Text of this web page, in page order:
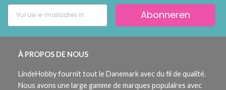
Abonneren
À PROPOS DE NOUS
LindeHobby fournit tout le Danemark avec du fil de qualité.
Nous avons une large gamme de marques populaires avec